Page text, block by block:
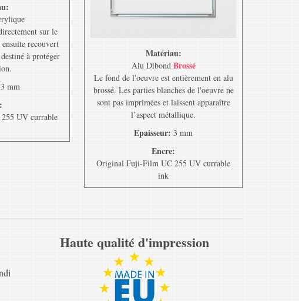
sur le
recouvert
à protéger
3 mm
UV currable
Matériau:
Alu Dibond Brossé
Le fond de l'oeuvre est entièrement en alu
brossé. Les parties blanches de l'oeuvre ne
sont pas imprimées et laissent apparaître
l’aspect métallique.
Epaisseur: 3 mm
Encre:
Original Fuji-Film UC 255 UV currable
ink
Haute qualité d'impression